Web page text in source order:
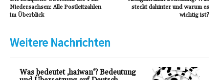
Niedersachsen: Alle Postleitzahlen
im Überblick
steckt dahinter und warum es
wichtig ist?
Weitere Nachrichten
Was bedeutet ‚haiwan‘? Bedeutung